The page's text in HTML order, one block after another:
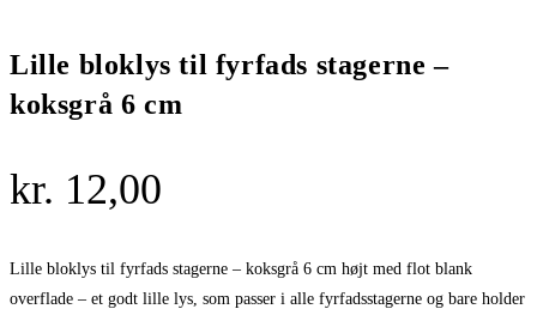
Lille bloklys til fyrfads stagerne –
koksgrå 6 cm
kr. 12,00
Lille bloklys til fyrfads stagerne – koksgrå 6 cm højt med flot blank
overflade – et godt lille lys, som passer i alle fyrfadsstagerne og bare holder